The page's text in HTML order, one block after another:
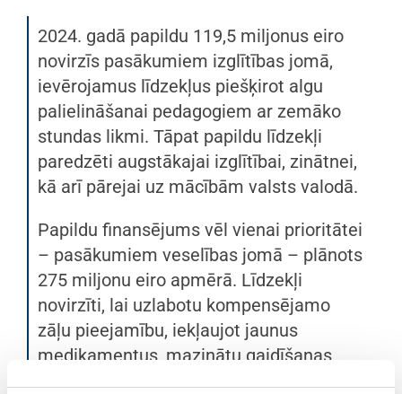
2024. gadā papildu 119,5 miljonus eiro
novirzīs pasākumiem izglītības jomā,
ievērojamus līdzekļus piešķirot algu
palielināšanai pedagogiem ar zemāko
stundas likmi. Tāpat papildu līdzekļi
paredzēti augstākajai izglītībai, zinātnei,
kā arī pārejai uz mācībām valsts valodā.
Papildu finansējums vēl vienai prioritātei
– pasākumiem veselības jomā – plānots
275 miljonu eiro apmērā. Līdzekļi
novirzīti, lai uzlabotu kompensējamo
zāļu pieejamību, iekļaujot jaunus
medikamentus, mazinātu gaidīšanas